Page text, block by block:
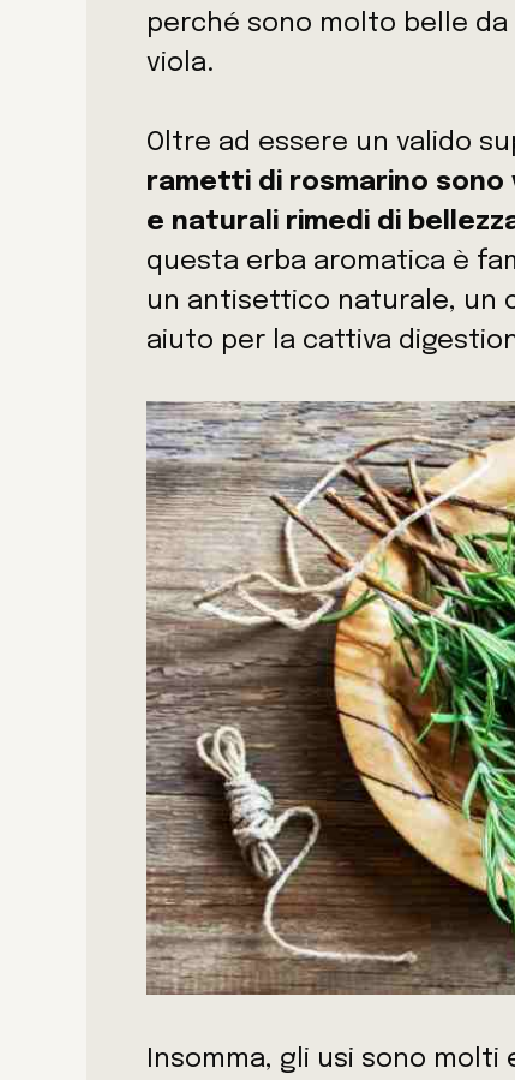
perché sono molto belle
viola.
Oltre ad essere un valido
rametti di rosmarino
e naturali rimedi di
questa erba aromatica è
un antisettico naturale, un
aiuto per la cattiva
Insomma, gli usi sono